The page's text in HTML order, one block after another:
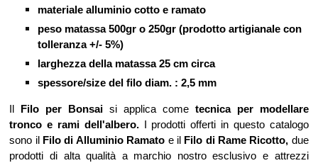
materiale alluminio cotto e ramato
peso matassa 500gr o 250gr (prodotto artigianale con
tolleranza +/- 5%)
larghezza della matassa 25 cm circa
spessore/size del filo diam. : 2,5 mm
Il Filo per Bonsaisi applica come tecnica per modellare
tronco e rami dell'albero.I prodotti offerti in questo catalogo
sono il Filo di Alluminio Ramato e il Filo di Rame Ricotto, due
prodotti di alta qualità a marchio nostro esclusivo e attrezzi